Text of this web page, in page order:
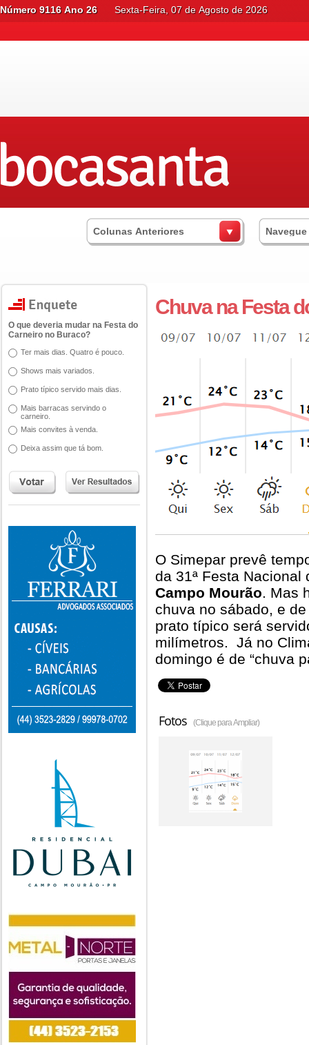
Número 9116 Ano 26 Sexta-Feira, 07 de Agosto de 2026
Colunas Anteriores
O que deveria mudar na Festa do
Carneiro no Buraco?
Ter mais dias. Quatro é pouco.
Shows mais variados.
Prato típico servido mais dias.
Mais barracas servindo o
carneiro.
Mais convites à venda.
Deixa assim que tá bom.
Chuva na Festa
O Simepar prevê
da 31ª Festa Nacional
Campo Mourão. Mas
chuva no sábado, e
prato típico será
milímetros. Já no
domingo é de “chuva
Fotos (Clique para Ampliar)